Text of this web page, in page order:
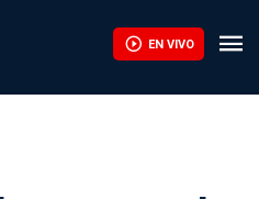
EN VIVO